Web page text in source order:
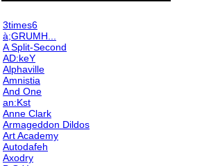
3times6
à;GRUMH...
A Split-Second
AD:keY
Alphaville
Amnistia
And One
an:Kst
Anne Clark
Armageddon Dildos
Art Academy
Autodafeh
Axodry